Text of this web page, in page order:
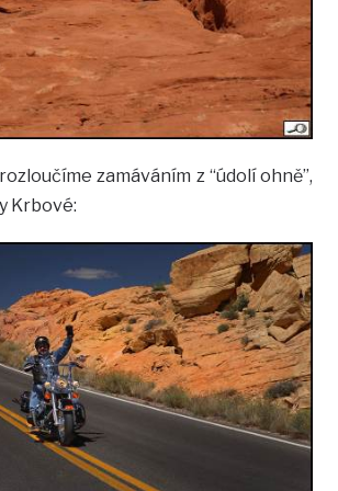
zamáváním z “údolí ohně”,
Krbové: